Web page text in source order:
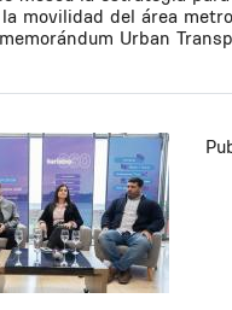
movilidad del área
Urban